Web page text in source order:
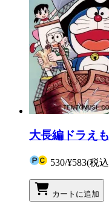
大長編ドラえ
530/¥583(税
カートに追加